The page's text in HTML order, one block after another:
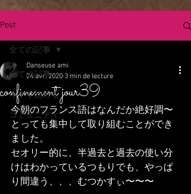
Post
全ての記事
今すぐ始める
コミュニティ
全ての記事
confinement jour39
Danseuse ami
24 avr. 2020 3 min de lecture
今朝のフランス語はなんだか絶好調〜
とっても集中して取り組むことができ
ました。
セオリー的に、半過去と過去の使い分
けはわかっているつもりでも、やっぱ
り間違う、、、むつかすぃ〜〜〜